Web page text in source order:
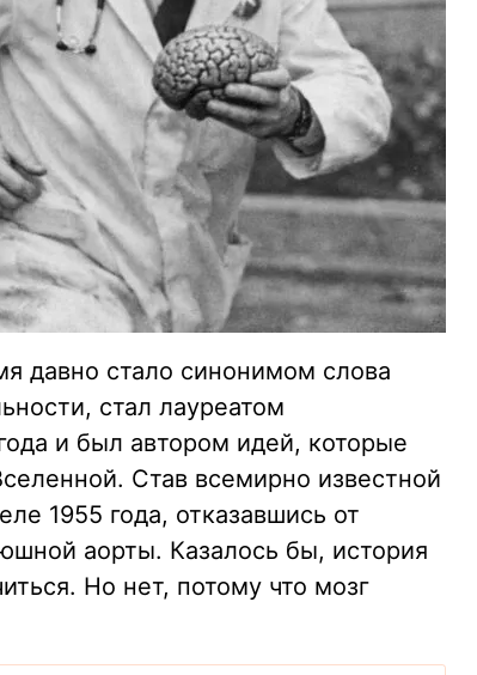
давно стало синонимом слова
стал лауреатом
и был автором идей, которые
Став всемирно известной
1955 года, отказавшись от
аорты. Казалось бы, история
Но нет, потому что мозг